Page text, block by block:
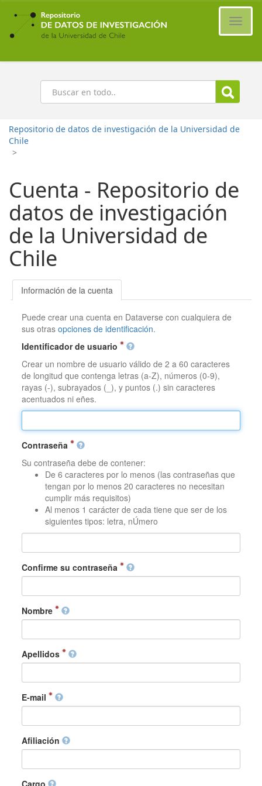
Ir
contenido
principal
Buscar
Repositorio de datos de investigación de la Universidad de
Chile
>
Cuenta - Repositorio de
datos de investigación
de la Universidad de
Chile
Información de la cuenta
Puede crear una cuenta en Dataverse con cualquiera de
sus otrasopciones de identificación.
Identificador de usuario
Crear un nombre de usuario válido de 2 a 60 caracteres
de longitud que contenga letras (a-Z), números (0-9),
rayas (-), subrayados (_), y puntos (.) sin caracteres
acentuados ni eñes.
Contraseña
Su contraseña debe de contener:
De 6 caracteres por lo menos (las contraseñas que
tengan por lo menos 20 caracteres no necesitan
cumplir más requisitos)
Al menos 1 carácter de cada tiene que ser de los
siguientes tipos: letra, nÚmero
Confirme su contraseña
Nombre
Apellidos
E-mail
Afiliación
Cargo